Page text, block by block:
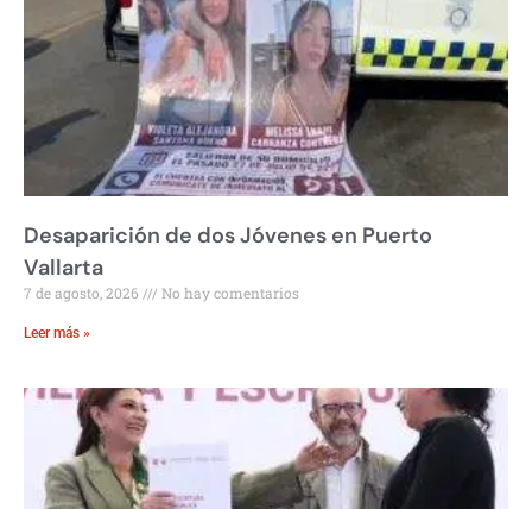
Desaparición de dos Jóvenes en Puerto
Vallarta
7 de agosto, 2026 No hay comentarios
Leer más »